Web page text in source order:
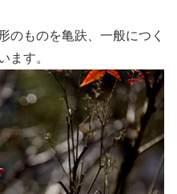
のものを亀趺、一般につく
ます。